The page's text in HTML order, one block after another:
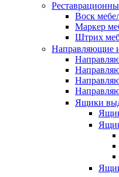
Воск
Маркер
Штрих
Направляющие
Ящики